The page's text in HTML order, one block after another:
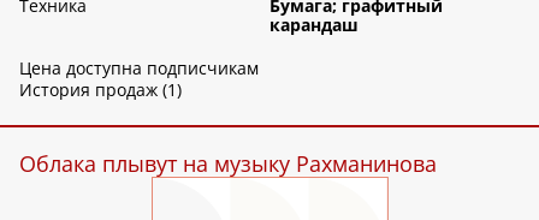
Техника
Бумага; графитный
карандаш
Цена доступна подписчикам
История продаж (1)
Облака плывут на музыку Рахманинова